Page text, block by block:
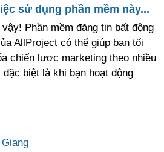
sử dụng phần mềm này...
Phần mềm đăng tin bất động
AllProject có thể giúp bạn tối
chiến lược marketing theo nhiều
đặc biệt là khi bạn hoạt động